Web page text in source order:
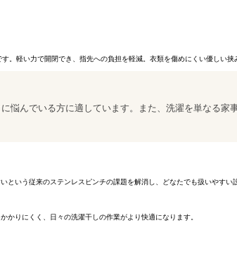
軽い力で開閉でき、指先への負担を軽減。衣類を傷めにくい優しい
んでいる方に適しています。また、洗濯を単なる
いう従来のステンレスピンチの課題を解消し、どなたでも扱いやすい
りにくく、日々の洗濯干しの作業がより快適になります。